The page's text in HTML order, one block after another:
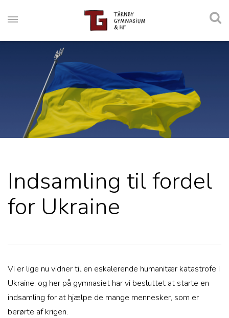
Indsamling til fordel
for Ukraine
Vi er lige nu vidner til en eskalerende humanitær katastrofe i
Ukraine, og her på gymnasiet har vi besluttet at starte en
indsamling for at hjælpe de mange mennesker, som er
berørte af krigen.